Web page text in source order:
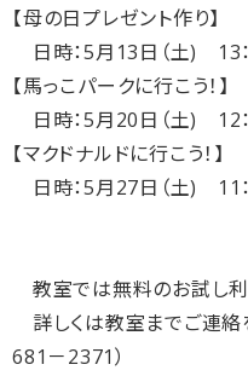
【母の日プレゼント作り】
日時：5月13日（土) 13
【馬っこパークに行こう！】
日時：5月20日（土) 12
【マクドナルドに行こう！】
日時：5月27日（土) 11
教室では無料のお試し利
詳しくは教室までご連絡
681－2371）